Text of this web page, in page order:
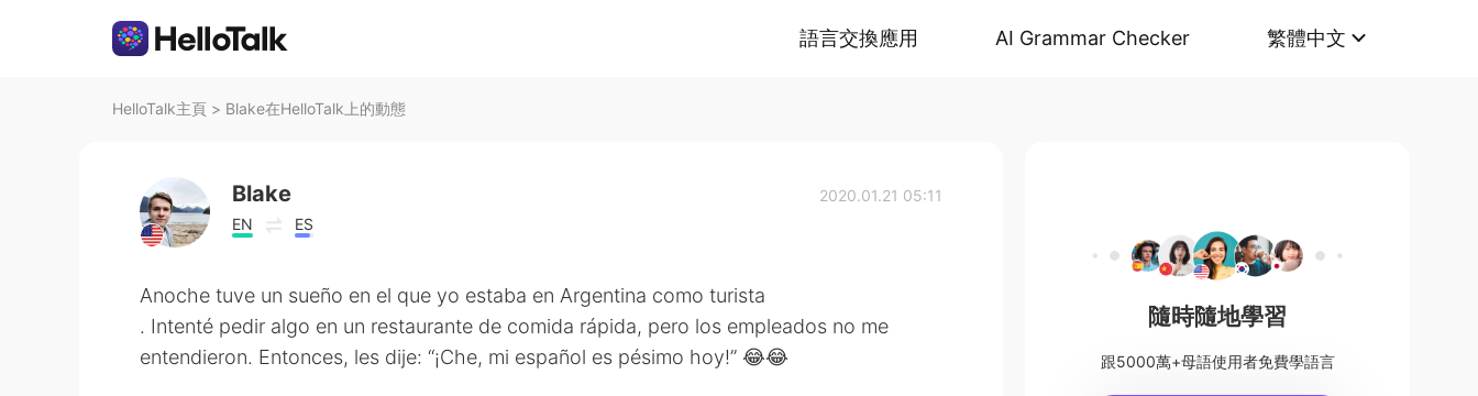
語言交換應用 AI Grammar Checker 繁體中文
HelloTalk主頁 > Blake在HelloTalk上的動態
Blake
EN ES
2020.01.21 05:11
Anoche tuve un sueño en el que yo estaba en Argentina como turista
. Intenté pedir algo en un restaurante de comida rápida, pero los empleados no me
entendieron. Entonces, les dije: “¡Che, mi español es pésimo hoy!” 😂😂
隨時隨地學習
跟5000萬+母語使用者免費學語言